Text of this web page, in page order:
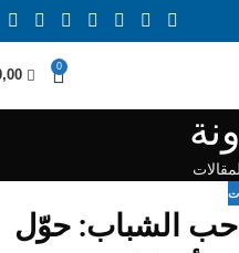
0
حب الشباب: حوّل